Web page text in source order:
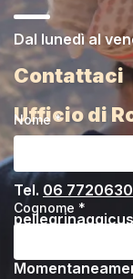
Dal lunedì al
Ufficio di
Tel. 06
Contattaci
Nome *
Cognome *